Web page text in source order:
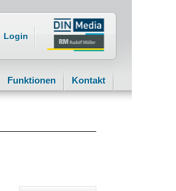
Login
Funktionen Kontakt